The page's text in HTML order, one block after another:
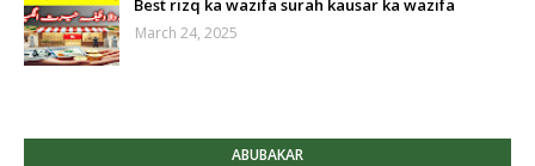
Best rizq ka wazifa surah kausar ka wazifa
March 24, 2025
ABUBAKAR